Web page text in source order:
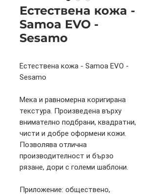
Естествена кожа -
Samoa EVO -
Sesamo
Естествена кожа - Samoa EVO -
Sesamo
Мека и равномерна коригирана
текстура. Произведена върху
внимателно подбрани, квадратни,
чисти и добре оформени кожи.
Позволява отлична
производителност и бързо
рязане, дори с големи шаблони.
Приложение: обществено,